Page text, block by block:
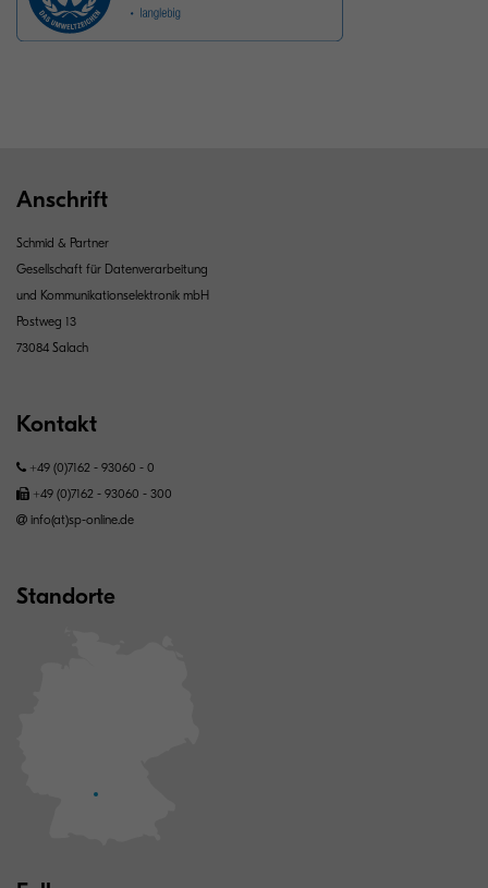
Anschrift
Schmid & Partner
Gesellschaft für Datenverarbeitung
und Kommunikationselektronik mbH
Postweg 13
73084 Salach
Kontakt
+49 (0)7162 - 93060 - 0
+49 (0)7162 - 93060 - 300
info(at)sp-online.de
Standorte